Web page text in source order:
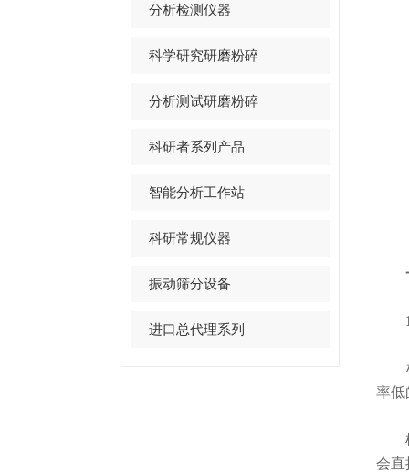
分析检测仪器
科学研究研磨粉碎
分析测试研磨粉碎
科研者系列产品
智能分析工作站
科研常规仪器
振动筛分设备
进口总代理系列
一
1.
率低
样
会直